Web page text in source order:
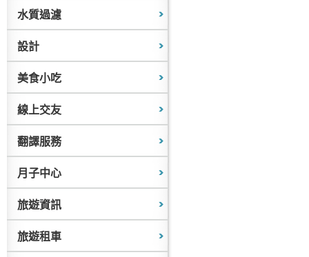
水質過濾
設計
美食小吃
線上交友
翻譯服務
月子中心
旅遊資訊
旅遊租車